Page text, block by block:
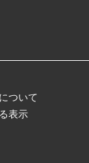
ついて
表示